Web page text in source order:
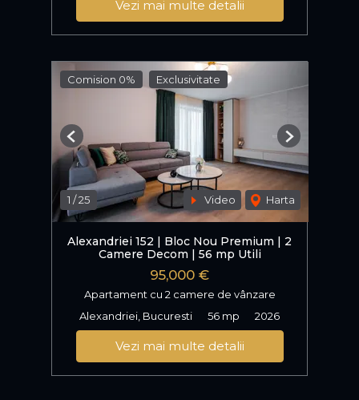
Vezi mai multe detalii
Comision 0% Exclusivitate
1 /25 Video Harta
Previous Next
Alexandriei 152 | Bloc Nou Premium | 2
Camere Decom | 56 mp Utili
95,000 €
Apartament cu 2 camere de vânzare
Alexandriei, Bucuresti
56 mp 2026
Vezi mai multe detalii